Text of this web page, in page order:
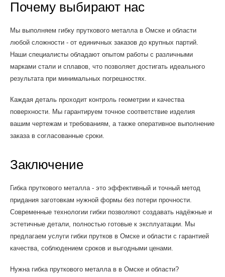
Почему выбирают нас
Мы выполняем гибку пруткового металла в Омске и области
любой сложности - от единичных заказов до крупных партий.
Наши специалисты обладают опытом работы с различными
марками стали и сплавов, что позволяет достигать идеального
результата при минимальных погрешностях.
Каждая деталь проходит контроль геометрии и качества
поверхности. Мы гарантируем точное соответствие изделия
вашим чертежам и требованиям, а также оперативное выполнение
заказа в согласованные сроки.
Заключение
Гибка пруткового металла - это эффективный и точный метод
придания заготовкам нужной формы без потери прочности.
Современные технологии гибки позволяют создавать надёжные и
эстетичные детали, полностью готовые к эксплуатации. Мы
предлагаем услуги гибки прутков в Омске и области с гарантией
качества, соблюдением сроков и выгодными ценами.
Нужна гибка пруткового металла в в Омске и области?